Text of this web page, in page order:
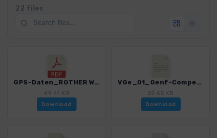
22 files
GPS-Daten_ROTHER Wanderführer_Hinweise_4475_1.pdf
49.41 KB
Download
VGe_01_Genf-Compesieres_4475_1.gpx
22.65 KB
Download